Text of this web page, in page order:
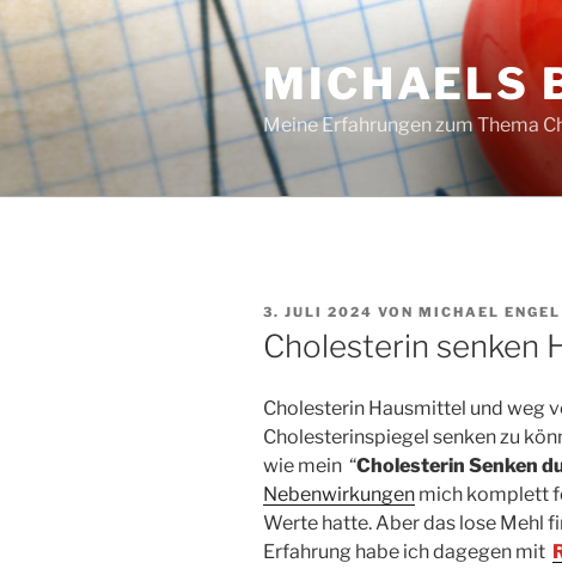
Inhalt
springen
MICHAELS
Meine Erfahrungen zum Thema
VERÖFFENTLICHT
AM
3. JULI 2024 VON MICHAEL ENGEL
Cholesterin senken
Cholesterin Hausmittel und weg
Cholesterinspiegel senken zu
wie mein “Cholesterin Senken
Nebenwirkungen mich komplett
Werte hatte. Aber das lose Mehl
Erfahrung habe ich dagegen mit